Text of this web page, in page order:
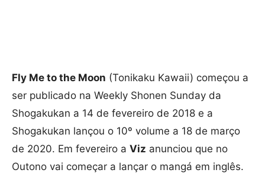
Fly Me to the Moon (Tonikaku Kawaii) começou a
ser publicado na Weekly Shonen Sunday da
Shogakukan a 14 de fevereiro de 2018 e a
Shogakukan lançou o 10º volume a 18 de março
de 2020. Em fevereiro a Viz anunciou que no
Outono vai começar a lançar o mangá em inglês.